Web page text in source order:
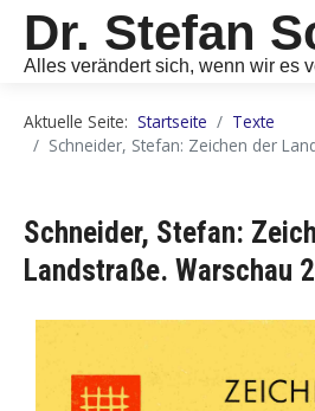
Dr. Stefan
Alles verändert sich, wenn wir es
Aktuelle Seite: Startseite
Texte
Schneider, Stefan: Zeichen der
Schneider, Stefan:
Landstraße. Warschau